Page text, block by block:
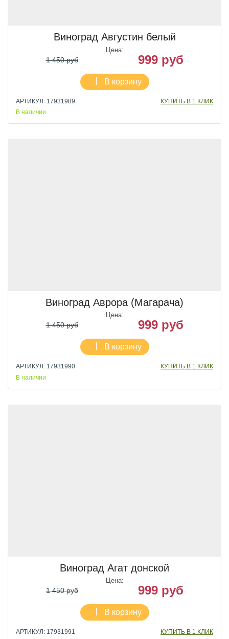
Виноград Августин белый
Цена:
1 450 руб 999 руб
В корзину
АРТИКУЛ: 17931989
КУПИТЬ В 1 КЛИК
В наличии
Виноград Аврора (Магарача)
Цена:
1 450 руб 999 руб
В корзину
АРТИКУЛ: 17931990
КУПИТЬ В 1 КЛИК
В наличии
Виноград Агат донской
Цена:
1 450 руб 999 руб
В корзину
АРТИКУЛ: 17931991
КУПИТЬ В 1 КЛИК